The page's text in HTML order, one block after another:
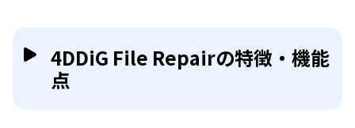
4DDiG File Repairの特徴・機能
点